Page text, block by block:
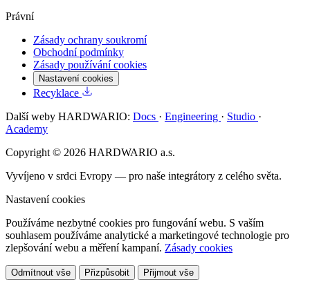
Právní
Zásady ochrany soukromí
Obchodní podmínky
Zásady používání cookies
Nastavení cookies
Recyklace
Další weby HARDWARIO: Docs · Engineering · Studio ·
Academy
Copyright © 2026 HARDWARIO a.s.
Vyvíjeno v srdci Evropy — pro naše integrátory z celého světa.
Nastavení cookies
Používáme nezbytné cookies pro fungování webu. S vaším
souhlasem používáme analytické a marketingové technologie pro
zlepšování webu a měření kampaní. Zásady cookies
Odmítnout vše Přizpůsobit Přijmout vše